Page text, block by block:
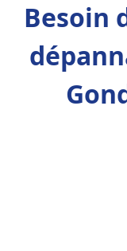
Besoin